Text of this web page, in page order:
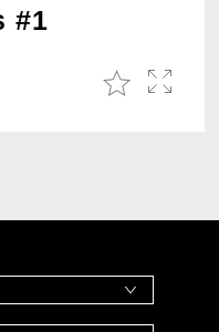
#1